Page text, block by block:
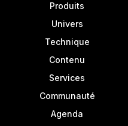
Produits
Univers
Technique
Contenu
Services
Communauté
Agenda